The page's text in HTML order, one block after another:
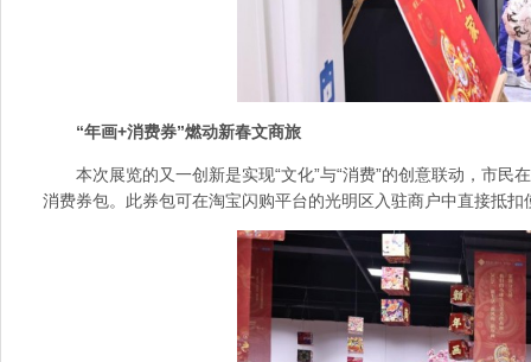
“年画+消费券”燃动新春文商旅
本次展览的又一创新是实现“文化”与“消费”的创意联动，市
消费券包。此券包可在淘宝闪购平台的光明区入驻商户中直接抵